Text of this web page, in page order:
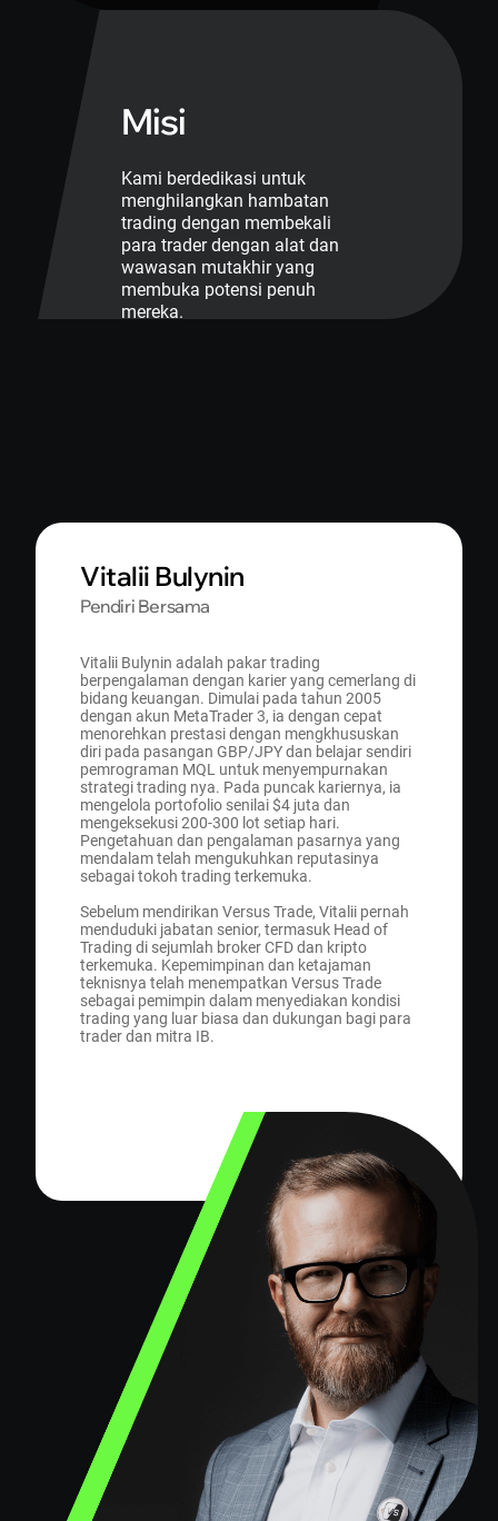
Misi
Kami berdedikasi untuk
menghilangkan hambatan
trading dengan membekali
para trader dengan alat dan
wawasan mutakhir yang
membuka potensi penuh
mereka.
Vitalii Bulynin
Pendiri Bersama
Vitalii Bulynin adalah pakar trading
berpengalaman dengan karier yang cemerlang di
bidang keuangan. Dimulai pada tahun 2005
dengan akun MetaTrader 3, ia dengan cepat
menorehkan prestasi dengan mengkhususkan
diri pada pasangan GBP/JPY dan belajar sendiri
pemrograman MQL untuk menyempurnakan
strategi trading nya. Pada puncak kariernya, ia
mengelola portofolio senilai $4 juta dan
mengeksekusi 200-300 lot setiap hari.
Pengetahuan dan pengalaman pasarnya yang
mendalam telah mengukuhkan reputasinya
sebagai tokoh trading terkemuka.
Sebelum mendirikan Versus Trade, Vitalii pernah
menduduki jabatan senior, termasuk Head of
Trading di sejumlah broker CFD dan kripto
terkemuka. Kepemimpinan dan ketajaman
teknisnya telah menempatkan Versus Trade
sebagai pemimpin dalam menyediakan kondisi
trading yang luar biasa dan dukungan bagi para
trader dan mitra IB.